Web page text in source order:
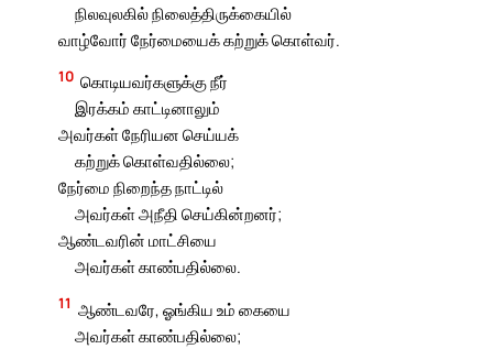
நிலவுலகில் நிலைத்திருக்கையில்
வாழ்வோர் நேர்மையைக் கற்றுக் கொள்வர்.
10 கொடியவர்களுக்கு நீர்
இரக்கம் காட்டினாலும்
அவர்கள் நேரியன செய்யக்
கற்றுக் கொள்வதில்லை;
நேர்மை நிறைந்த நாட்டில்
அவர்கள் அநீதி செய்கின்றனர்;
ஆண்டவரின் மாட்சியை
அவர்கள் காண்பதில்லை.
11 ஆண்டவரே, ஓங்கிய உம் கையை
அவர்கள் காண்பதில்லை;